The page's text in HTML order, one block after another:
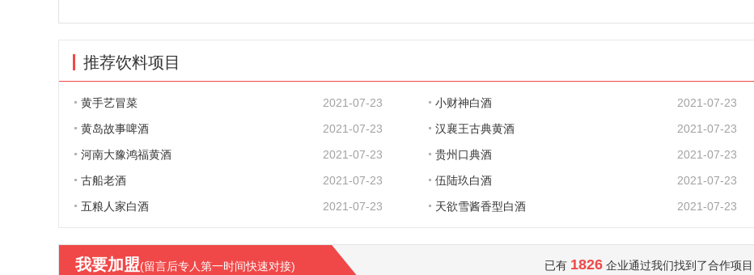
推荐饮料项目
黄手艺冒菜 2021-07-23 小财神白酒
2021-07-23
黄岛故事啤酒
2021-07-23 汉襄王古典黄酒
2021-07-23
河南大豫鸿福黄酒
2021-07-23 贵州口典酒
2021-07-23
古船老酒
2021-07-23 伍陆玖白酒
2021-07-23
五粮人家白酒
2021-07-23 天欲雪酱香型白酒 2021-07-23
我要加盟(留言后专人第一时间快速对接) 已有 1826 企业通过我们找到了合作项目